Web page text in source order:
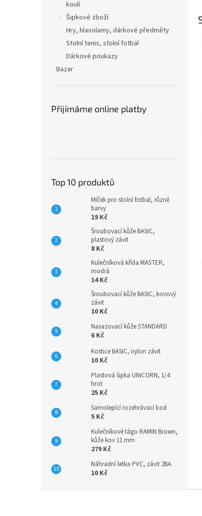
koulí
Šipkové zboží
Hry, hlavolamy, dárkové předměty
Stolní tenis, stolní fotbal
Dárkové poukazy
Bazar
Přijímáme online platby
Top 10 produktů
Míček pro stolní fotbal, různé
barvy
19 Kč
Šroubovací kůže BASIC,
plastový závit
8 Kč
Kulečníková křída MASTER,
modrá
14 Kč
Šroubovací kůže BASIC, kovový
závit
10 Kč
Nasazovací kůže STANDARD
6 Kč
Kostice BASIC, nylon závit
10 Kč
Plastová šipka UNICORN, 1/4
hrot
25 Kč
Samolepící rozehrávací bod
5 Kč
Kulečníkové tágo RAMIN Brown,
kůže kov 11 mm
279 Kč
Náhradní letka PVC, závit 2BA
10 Kč